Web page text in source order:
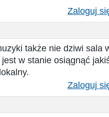
Zaloguj
także nie dziwi sala
jest w stanie osiągnąć
Zaloguj